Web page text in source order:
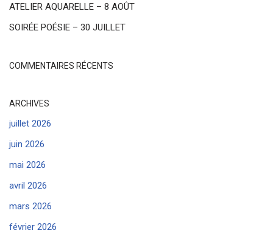
ATELIER AQUARELLE – 8 AOÛT
SOIRÉE POÉSIE – 30 JUILLET
COMMENTAIRES RÉCENTS
ARCHIVES
juillet 2026
juin 2026
mai 2026
avril 2026
mars 2026
février 2026